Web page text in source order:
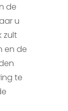
de
u
zult
en de
te